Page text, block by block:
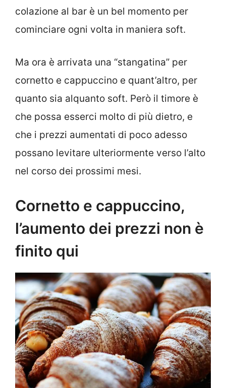
colazione al bar è un bel momento per
cominciare ogni volta in maniera soft.
Ma ora è arrivata una “stangatina” per
cornetto e cappuccino e quant’altro, per
quanto sia alquanto soft. Però il timore è
che possa esserci molto di più dietro, e
che i prezzi aumentati di poco adesso
possano levitare ulteriormente verso l’alto
nel corso dei prossimi mesi.
Cornetto e cappuccino,
l’aumento dei prezzi non è
finito qui